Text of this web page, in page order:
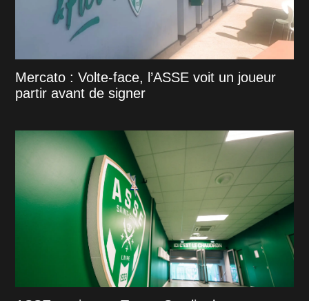
Mercato : Volte-face, l’ASSE voit un joueur
partir avant de signer